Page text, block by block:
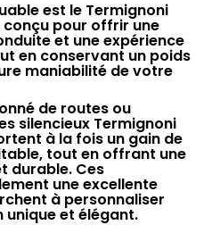
est le Termignoni
conçu pour offrir une
et une expérience
en conservant un poids
maniabilité de votre
de routes ou
silencieux Termignoni
à la fois un gain de
tout en offrant une
durable. Ces
une excellente
à personnaliser
unique et élégant.